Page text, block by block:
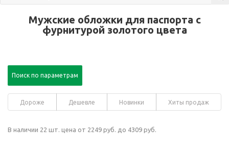
Мужские обложки для паспорта с
фурнитурой золотого цвета
Поиск по параметрам
Дороже Дешевле Новинки Хиты продаж
В наличии 22 шт. цена от 2249 руб. до 4309 руб.